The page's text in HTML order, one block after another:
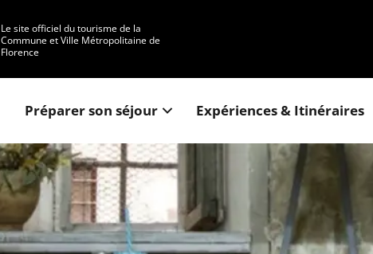
Le site officiel du tourisme de la
Commune et Ville Métropolitaine de
Florence
Préparer son séjour Expériences & Itinéraires